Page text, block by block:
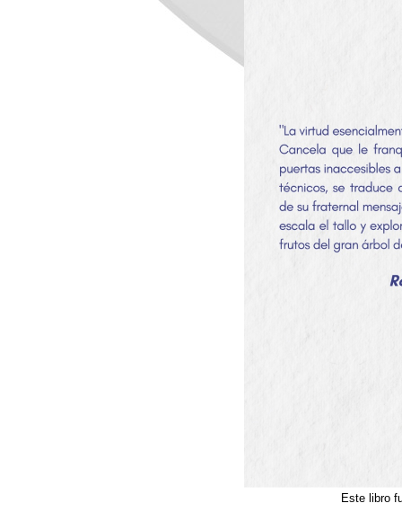
Este libro